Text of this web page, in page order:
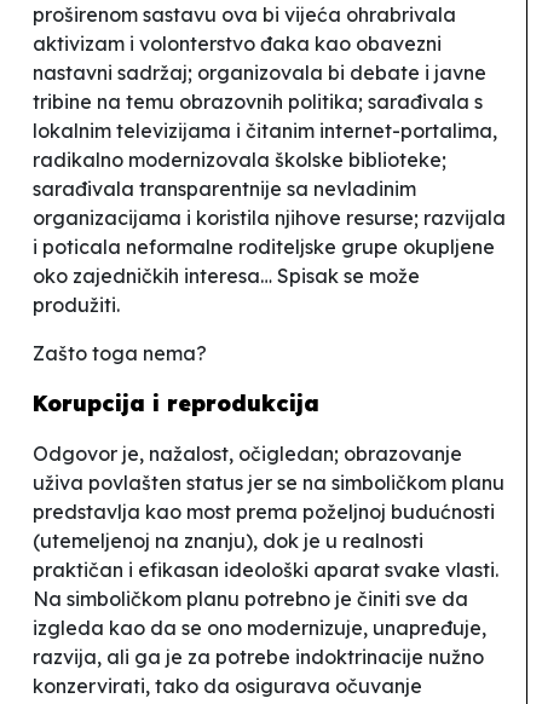
proširenom sastavu ova bi vijeća ohrabrivala
aktivizam i volonterstvo đaka kao obavezni
nastavni sadržaj; organizovala bi debate i javne
tribine na temu obrazovnih politika; sarađivala s
lokalnim televizijama i čitanim internet-portalima,
radikalno modernizovala školske biblioteke;
sarađivala transparentnije sa nevladinim
organizacijama i koristila njihove resurse; razvijala
i poticala neformalne roditeljske grupe okupljene
oko zajedničkih interesa… Spisak se može
produžiti.
Zašto toga nema?
Korupcija i reprodukcija
Odgovor je, nažalost, očigledan; obrazovanje
uživa povlašten status jer se na simboličkom planu
predstavlja kao most prema poželjnoj budućnosti
(utemeljenoj na znanju), dok je u realnosti
praktičan i efikasan ideološki aparat svake vlasti.
Na simboličkom planu potrebno je činiti sve da
izgleda kao da se ono modernizuje, unapređuje,
razvija, ali ga je za potrebe indoktrinacije nužno
konzervirati, tako da osigurava očuvanje